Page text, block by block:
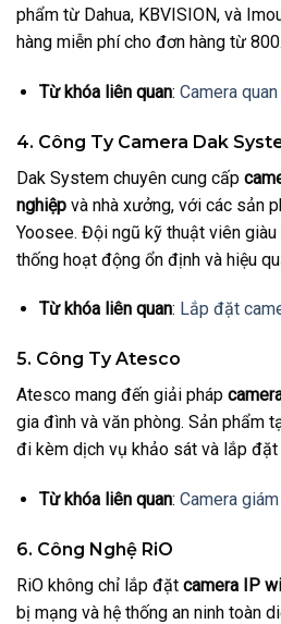
phẩm từ Dahua, KBVISION, và
hàng miễn phí cho đơn hàng từ
Từ khóa liên quan: Camera
4. Công Ty Camera Dak
Dak System chuyên cung cấp
nghiệp và nhà xưởng, với các sản
Yoosee. Đội ngũ kỹ thuật viên
thống hoạt động ổn định và hiệu
Từ khóa liên quan: Lắp đặt
5. Công Ty Atesco
Atesco mang đến giải pháp
gia đình và văn phòng. Sản phẩm
đi kèm dịch vụ khảo sát và lắp đặt
Từ khóa liên quan: Camera
6. Công Nghệ RiO
RiO không chỉ lắp đặt camera IP
bị mạng và hệ thống an ninh toàn